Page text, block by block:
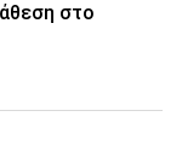
στο